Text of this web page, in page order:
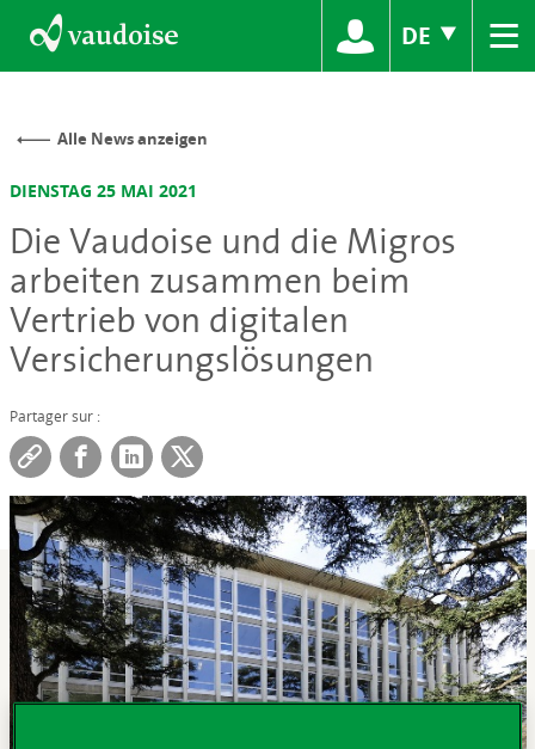
DE ≡
Alle News anzeigen
DIENSTAG 25 MAI 2021
Die Vaudoise und die Migros
arbeiten zusammen beim
Vertrieb von digitalen
Versicherungslösungen
Partager sur :